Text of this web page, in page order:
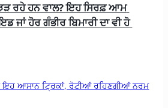
ਝੜ ਰਹੇ ਹਨ ਵਾਲ? ਇਹ ਸਿਰਫ਼ ਆਮ
ਜਾਂ ਹੋਰ ਗੰਭੀਰ ਬਿਮਾਰੀ ਦਾ ਵੀ ਹੋ